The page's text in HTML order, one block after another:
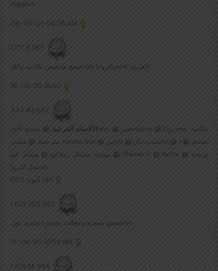
régalise
08-07-25 06:36 AM
1 177 9 285
جميع مايختص بالادب والكrob والرواياenir العربية
16-08-25 11h30
943 42 662
الأقسام الفرعية: منتدى الاقrinc. حصرtisme
مترجمة, منتدى n'avez que منyp منتدى دانloi «
أ)
منتدى ميشال زيفاكو, منتدى المlamerci اlette
ورشة
عمل الـرواès
اليوم
01:12 AM
1 801 302 982
قصص مميزة ومجلات مصورة مثيرة: بولieu
13-08-25 01:53 AM
1 378 14 965